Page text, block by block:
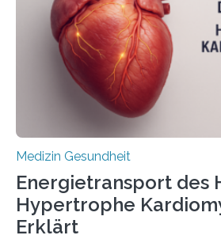
wirken. Dabei wurde ein Eiweiß
als Biomarker für die Wahl der
dienen könnte. Darmkrebs zählt
häufigsten Krebsarten und stellt…
Medizin Gesundheit
Energietransport des
Hypertrophe
Erklärt